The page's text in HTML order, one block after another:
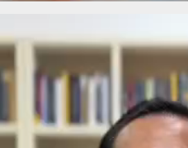
volume.